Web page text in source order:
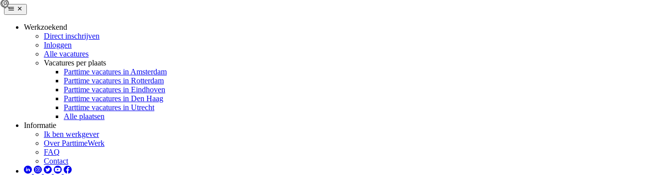
Werkzoekend
Direct inschrijven
Inloggen
Alle vacatures
Vacatures per plaats
Parttime vacatures in Amsterdam
Parttime vacatures in Rotterdam
Parttime vacatures in Eindhoven
Parttime vacatures in Den Haag
Parttime vacatures in Utrecht
Alle plaatsen
Informatie
Ik ben werkgever
Over ParttimeWerk
FAQ
Contact